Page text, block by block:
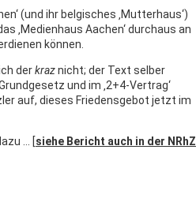
(und ihr belgisches ‚Mutterhaus‘)
‚Medienhaus Aachen‘ durchaus an
können.
derkraznicht; der Text selber
und im ‚2+4-Vertrag‘
auf, dieses Friedensgebot jetzt im
… [siehe Bericht auch in der NRhZ